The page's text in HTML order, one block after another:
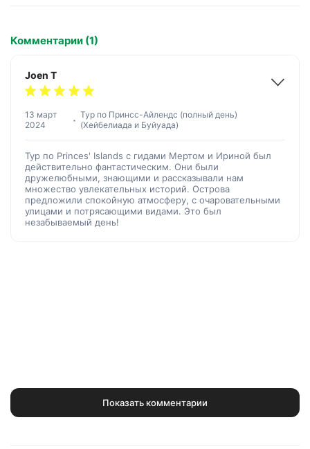
Комментарии (1)
Joen T
13 март
2024
Тур по Принсс-Айлендс (полный день)
(Хейбелиада и Буйуада)
Тур по Princes' Islands с гидами Мертом и Ириной был
действительно фантастическим. Они были
дружелюбными, знающими и рассказывали нам
множество увлекательных историй. Острова
предложили спокойную атмосферу, с очаровательными
улицами и потрясающими видами. Это был
незабываемый день!
Показать комментарии